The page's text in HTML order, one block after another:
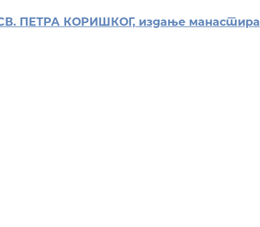
ПЕТРА КОРИШКОГ, издање манастира